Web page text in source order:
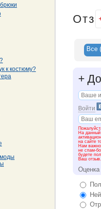
к костюму?
Наши
Каждый
Все
+
Войти
На данный
на сайте
Нам важно
не спам-
будете
Ваш отзыв.
Оценка